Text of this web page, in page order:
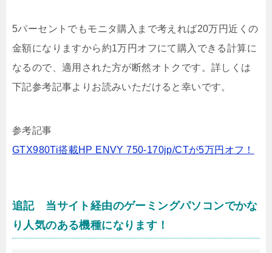
5パーセントでもモニタ購入まで考えれば20万円近くの
金額になりますから約1万円オフにて購入できる計算に
なるので、適用された方が断然オトクです。詳しくは
下記参考記事よりお読みいただけると幸いです。
参考記事
GTX980Ti搭載HP ENVY 750-170jp/CTが5万円オフ！
追記 当サイト経由のゲーミングパソコンでかな
り人気のある機種になります！